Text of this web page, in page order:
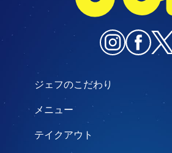
ジェフのこだわり
メニュー
テイクアウト